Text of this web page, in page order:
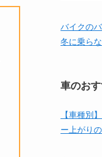
バイクの
冬に乗ら
車のお
【車種別
ー上がり